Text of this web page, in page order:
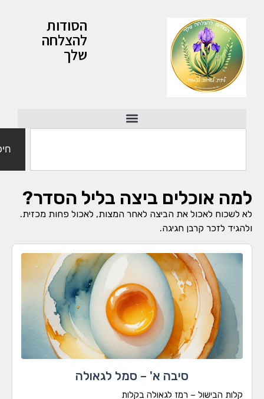
הסודות
להצלחה
אוכלים ביצה בליל הסדר?
לאכול את הביצה לאחר המצות, לאכול פחות מכזית.
לזכר קרבן חגיגה.
סיבה א' – סמל לגאולה
הבישול – רמז לגאולה בקלות